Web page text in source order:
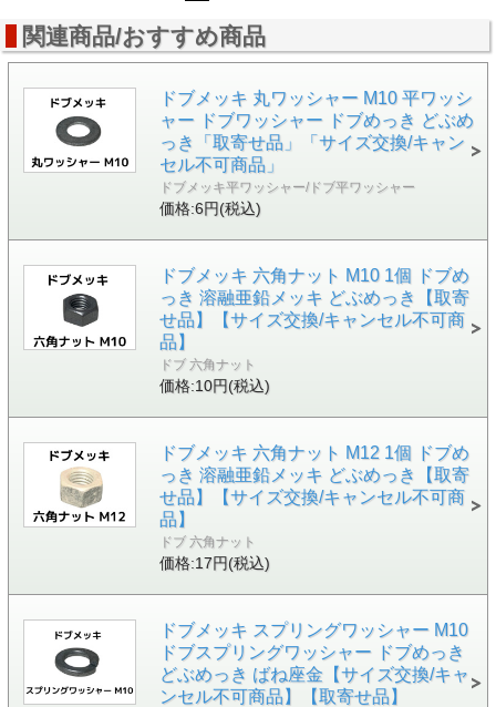
関連商品/おすすめ商品
ドブメッキ 丸ワッシャー M10 平ワッシ
ャー ドブワッシャー ドブめっき どぶめ
っき「取寄せ品」「サイズ交換/キャン
セル不可商品」
ドブメッキ平ワッシャー/ドブ平ワッシャー
価格:6円(税込)
ドブメッキ 六角ナット M10 1個 ドブめ
っき 溶融亜鉛メッキ どぶめっき【取寄
せ品】【サイズ交換/キャンセル不可商
品】
ドブ 六角ナット
価格:10円(税込)
ドブメッキ 六角ナット M12 1個 ドブめ
っき 溶融亜鉛メッキ どぶめっき【取寄
せ品】【サイズ交換/キャンセル不可商
品】
ドブ 六角ナット
価格:17円(税込)
ドブメッキ スプリングワッシャー M10
ドブスプリングワッシャー ドブめっき
どぶめっき ばね座金【サイズ交換/キャ
ンセル不可商品】【取寄せ品】